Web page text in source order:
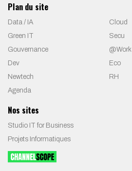
Plan du site
Data / IA
Cloud
Green IT
Secu
Gouvernance
@Work
Dev
Eco
Newtech
RH
Agenda
Nos sites
Studio IT for Business
Projets Informatiques